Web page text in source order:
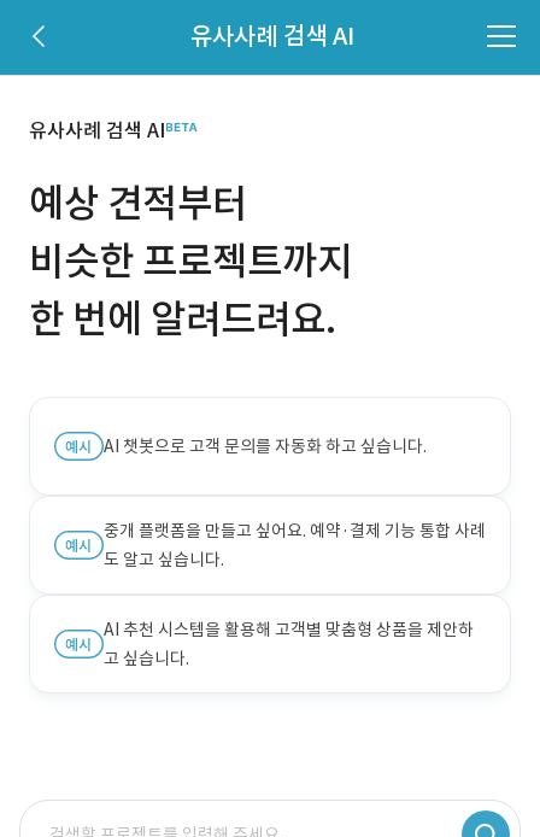
유사사례 검색 AI
유사사례 검색 AI
예상 견적부터
비슷한 프로젝트까지
한 번에 알려드려요.
AI 챗봇으로 고객 문의를 자동화 하고 싶습니다.
중개 플랫폼을 만들고 싶어요. 예약·결제 기능 통합 사례
도 알고 싶습니다.
AI 추천 시스템을 활용해 고객별 맞춤형 상품을 제안하
고 싶습니다.